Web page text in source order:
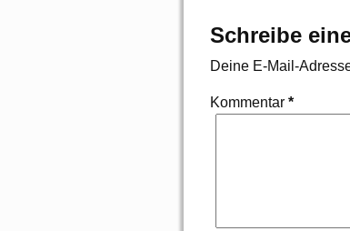
Schreibe
Deine E-Mail-
Kommentar *